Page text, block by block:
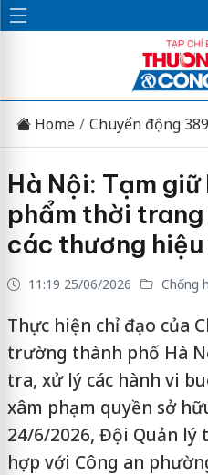
Home Chuyển động 389
Hà Nội: Tạm
phẩm thời
các thương
11:19 25/06/2026 Chống
Thực hiện chỉ đạo của
trường thành phố Hà
tra, xử lý các hành vi
xâm phạm quyền sở
24/6/2026, Đội Quản
hợp với Công an